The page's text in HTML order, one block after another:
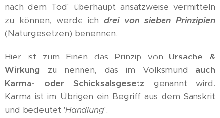
nach dem Tod' überhaupt ansatzweise vermitteln
zu können, werde ich drei von sieben Prinzipien
(Naturgesetzen) benennen.
Hier ist zum Einen das Prinzip von Ursache &
Wirkung zu nennen, das im Volksmund auch
Karma- oder Schicksalsgesetz genannt wird.
Karma ist im Übrigen ein Begriff aus dem Sanskrit
und bedeutet 'Handlung'.